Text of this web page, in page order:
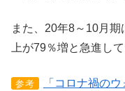
また、20年8～10月
上が79％増と急進して
参考
「コロナ禍の